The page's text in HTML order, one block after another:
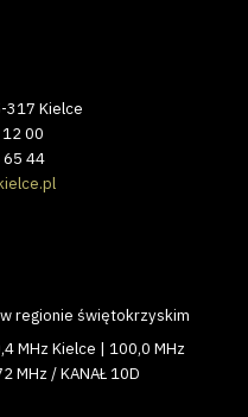
317 Kielce
00
65 44
regionie świętokrzyskim
MHz Kielce | 100,0 MHz
MHz / KANAŁ 10D